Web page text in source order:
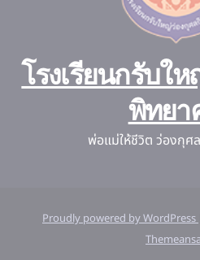
โรงเรียนกรับใ
พิทยา
พ่อแม่ให้ชีวิต ว่องกุศ
Proudly powered by WordPress